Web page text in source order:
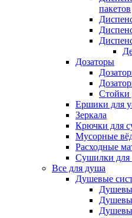
пакетов
Дозаторы
Стойки
Ершики для
Зеркала
Крючки для
Мусорные
Расходные
Сушилки для
Все для душа
Душевые